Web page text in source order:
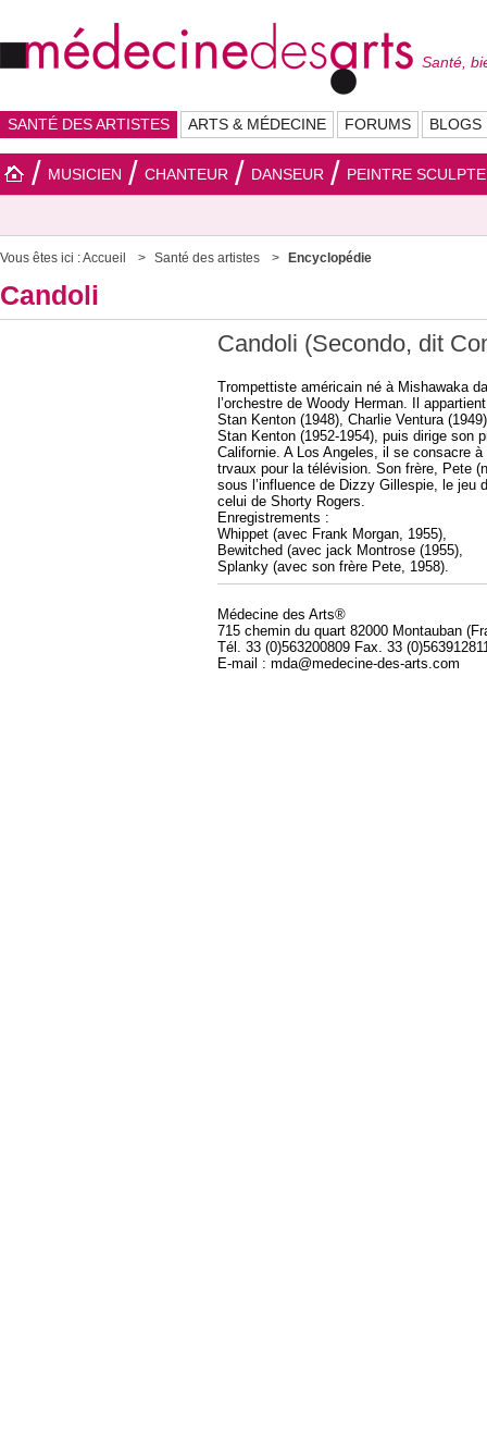
Santé,
SANTÉ DES ARTISTES ARTS & MÉDECINE FORUMS BLOGS
MUSICIEN CHANTEUR DANSEUR PEINTRE
Vous êtes ici :Accueil Santé des artistes Encyclopédie
Candoli
Candoli (Secondo, dit
Trompettiste américain né à Mishawaka
l’orchestre de Woody Herman. Il
Stan Kenton (1948), Charlie Ventura
Stan Kenton (1952-1954), puis dirige son
Californie. A Los Angeles, il se consacre
trvaux pour la télévision. Son frère, Pete
sous l’influence de Dizzy Gillespie, le jeu
celui de Shorty Rogers.
Enregistrements :
Whippet (avec Frank Morgan, 1955),
Bewitched (avec jack Montrose (1955),
Splanky (avec son frère Pete, 1958).
Médecine des Arts®
715 chemin du quart 82000 Montauban
Tél. 33 (0)563200809 Fax. 33
E-mail : mda@medecine-des-arts.com